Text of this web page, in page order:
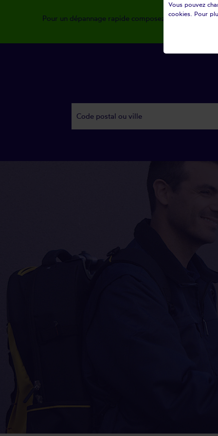
Pour un dépannage rapide composez le04 48 20 05
Vous pouvez
cookies. Pour